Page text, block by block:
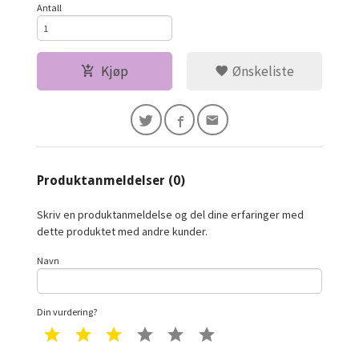
Antall
Kjøp Ønskeliste
Produktanmeldelser (0)
Skriv en produktanmeldelse og del dine erfaringer med
dette produktet med andre kunder.
Navn
Din vurdering?
1 star 2 star 3 star 4 star 5 star